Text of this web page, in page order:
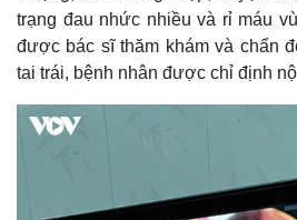
trạng đau nhức nhiều và rỉ máu
được bác sĩ thăm khám và chẩn
tai trái, bệnh nhân được chỉ định